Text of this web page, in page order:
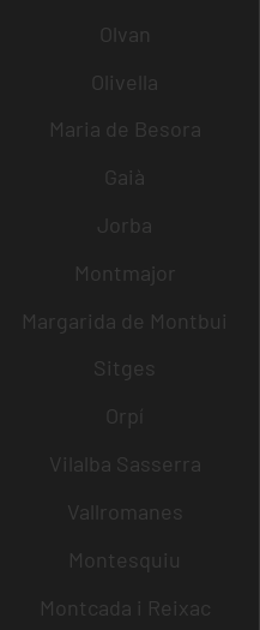
Olvan
Olivella
Maria de Besora
Gaià
Jorba
Montmajor
Margarida de Montbui
Sitges
Orpí
Vilalba Sasserra
Vallromanes
Montesquiu
Montcada i Reixac